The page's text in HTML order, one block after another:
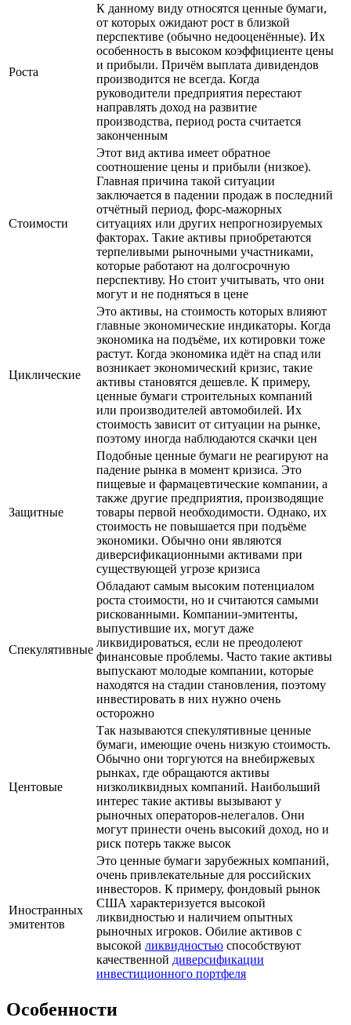
Роста
К данному виду относятся ценные бумаги,
от которых ожидают рост в близкой
перспективе (обычно недооценённые). Их
особенность в высоком коэффициенте цены
и прибыли. Причём выплата дивидендов
производится не всегда. Когда
руководители предприятия перестают
направлять доход на развитие
производства, период роста считается
законченным
Стоимости
Этот вид актива имеет обратное
соотношение цены и прибыли (низкое).
Главная причина такой ситуации
заключается в падении продаж в последний
отчётный период, форс-мажорных
ситуациях или других непрогнозируемых
факторах. Такие активы приобретаются
терпеливыми рыночными участниками,
которые работают на долгосрочную
перспективу. Но стоит учитывать, что они
могут и не подняться в цене
Циклические
Это активы, на стоимость которых влияют
главные экономические индикаторы. Когда
экономика на подъёме, их котировки тоже
растут. Когда экономика идёт на спад или
возникает экономический кризис, такие
активы становятся дешевле. К примеру,
ценные бумаги строительных компаний
или производителей автомобилей. Их
стоимость зависит от ситуации на рынке,
поэтому иногда наблюдаются скачки цен
Защитные
Подобные ценные бумаги не реагируют на
падение рынка в момент кризиса. Это
пищевые и фармацевтические компании, а
также другие предприятия, производящие
товары первой необходимости. Однако, их
стоимость не повышается при подъёме
экономики. Обычно они являются
диверсификационными активами при
существующей угрозе кризиса
Спекулятивные
Обладают самым высоким потенциалом
роста стоимости, но и считаются самыми
рискованными. Компании-эмитенты,
выпустившие их, могут даже
ликвидироваться, если не преодолеют
финансовые проблемы. Часто такие активы
выпускают молодые компании, которые
находятся на стадии становления, поэтому
инвестировать в них нужно очень
осторожно
Центовые
Так называются спекулятивные ценные
бумаги, имеющие очень низкую стоимость.
Обычно они торгуются на внебиржевых
рынках, где обращаются активы
низколиквидных компаний. Наибольший
интерес такие активы вызывают у
рыночных операторов-нелегалов. Они
могут принести очень высокий доход, но и
риск потерь также высок
Иностранных
эмитентов
Это ценные бумаги зарубежных компаний,
очень привлекательные для российских
инвесторов. К примеру, фондовый рынок
США характеризуется высокой
ликвидностью и наличием опытных
рыночных игроков. Обилие активов с
высокой ликвидностью способствуют
качественной диверсификации
инвестиционного портфеля
Особенности